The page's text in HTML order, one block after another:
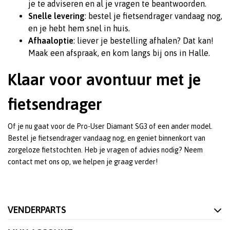
je te adviseren en al je vragen te beantwoorden.
Snelle levering: bestel je fietsendrager vandaag nog,
en je hebt hem snel in huis.
Afhaaloptie: liever je bestelling afhalen? Dat kan!
Maak een afspraak, en kom langs bij ons in Halle.
Klaar voor avontuur met je
fietsendrager
Of je nu gaat voor de Pro-User Diamant SG3 of een ander model.
Bestel je fietsendrager vandaag nog, en geniet binnenkort van
zorgeloze fietstochten. Heb je vragen of advies nodig? Neem
contact met ons op, we helpen je graag verder!
VENDERPARTS